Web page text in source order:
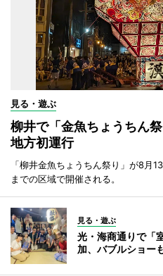
見る・遊ぶ
柳井で「金魚ちょうちん
地方初運行
「柳井金魚ちょうちん祭り」が8月
までの区域で開催される。
見る・遊ぶ
光・海商通りで「
加、バブルショー